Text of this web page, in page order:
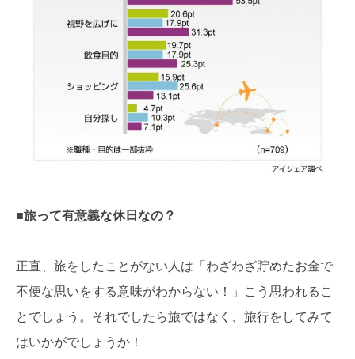
■旅って有意義な休日なの？
正直、旅をしたことがない人は「わざわざ貯めたお金で
不便な思いをする意味がわからない！」こう思われるこ
とでしょう。それでしたら旅ではなく、旅行をしてみて
はいかがでしょうか！